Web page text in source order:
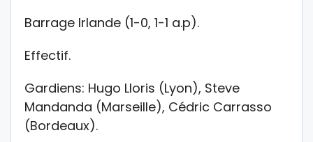
Barrage Irlande (1-0, 1-1 a.p).
Effectif.
Gardiens: Hugo Lloris (Lyon), Steve
Mandanda (Marseille), Cédric Carrasso
(Bordeaux).